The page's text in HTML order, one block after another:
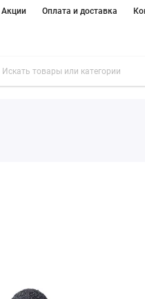
Акции Оплата и доставка